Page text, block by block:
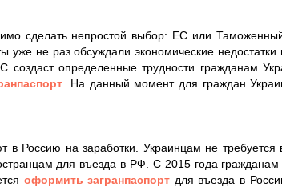
сделать непростой выбор: ЕС или
уже не раз обсуждали экономические
создаст определенные трудности гражданам
. На данный момент для граждан
в Россию на заработки. Украинцам не требуется
для въезда в РФ. С 2015 года
оформить загранпаспорт для въезда в